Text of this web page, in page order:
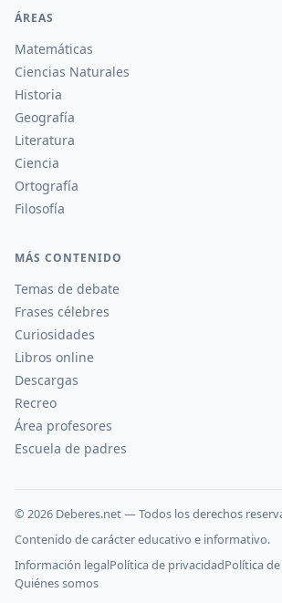
ÁREAS
Matemáticas
Ciencias Naturales
Historia
Geografía
Literatura
Ciencia
Ortografía
Filosofía
MÁS CONTENIDO
Temas de debate
Frases célebres
Curiosidades
Libros online
Descargas
Recreo
Área profesores
Escuela de padres
© 2026 Deberes.net — Todos los derechos
Contenido de carácter educativo e informativo.
Información legalPolítica de privacidadPolítica
Quiénes somos